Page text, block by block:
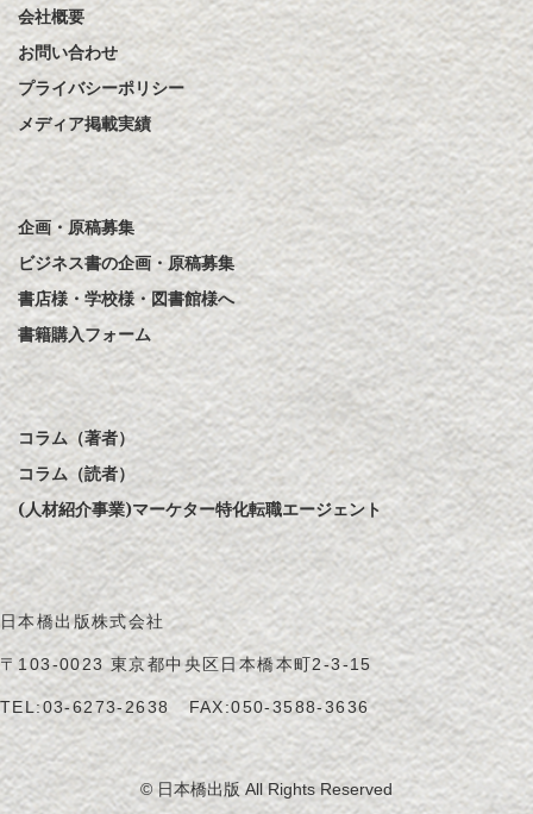
会社概要
お問い合わせ
プライバシーポリシー
メディア掲載実績
企画・原稿募集
ビジネス書の企画・原稿募集
書店様・学校様・図書館様へ
書籍購入フォーム
コラム（著者）
コラム（読者）
(人材紹介事業)マーケター特化転職エージェント
日本橋出版株式会社
〒103-0023 東京都中央区日本橋本町2-3-15
TEL:03-6273-2638 FAX:050-3588-3636
© 日本橋出版 All Rights Reserved